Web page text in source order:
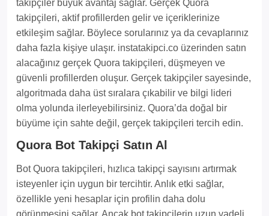
takipçiler büyük avantaj sağlar. Gerçek Quora
takipçileri, aktif profillerden gelir ve içeriklerinize
etkileşim sağlar. Böylece sorularınız ya da cevaplarınız
daha fazla kişiye ulaşır. instatakipci.co üzerinden satın
alacağınız gerçek Quora takipçileri, düşmeyen ve
güvenli profillerden oluşur. Gerçek takipçiler sayesinde,
algoritmada daha üst sıralara çıkabilir ve bilgi lideri
olma yolunda ilerleyebilirsiniz. Quora’da doğal bir
büyüme için sahte değil, gerçek takipçileri tercih edin.
Quora Bot Takipçi Satın Al
Bot Quora takipçileri, hızlıca takipçi sayısını artırmak
isteyenler için uygun bir tercihtir. Anlık etki sağlar,
özellikle yeni hesaplar için profilin daha dolu
görünmesini sağlar. Ancak bot takipçilerin uzun vadeli